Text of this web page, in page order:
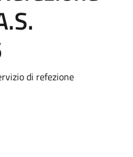
di refezione